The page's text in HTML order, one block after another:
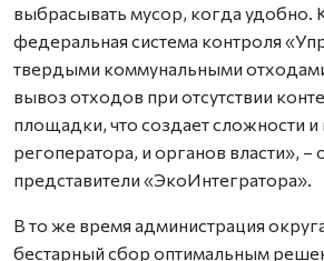
выбрасывать мусор, когда удобно.
федеральная система контроля
твердыми коммунальными
вывоз отходов при отсутствии
площадки, что создает сложности и
регоператора, и органов власти», –
представители «ЭкоИнтегратора».
В то же время администрация
бестарный сбор оптимальным